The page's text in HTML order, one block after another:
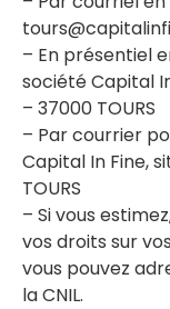
– En présentiel
société Capital
– 37000 TOURS
– Par courrier
Capital In Fine,
TOURS
– Si vous
vos droits sur
vous pouvez
la CNIL.